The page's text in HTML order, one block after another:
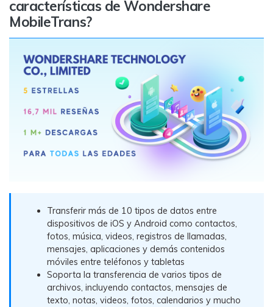
Transfiere datos de WhatsApp y
MobileTrans App
Transfiere datos del teléfono, de
WhatsApp y archivos entre dispositivos
iOS y Android.
Welastseen
características de Wondershare
MobileTrans?
Transferir más de 10 tipos de datos entre
dispositivos de iOS y Android como contactos,
fotos, música, videos, registros de llamadas,
mensajes, aplicaciones y demás contenidos
móviles entre teléfonos y tabletas
Soporta la transferencia de varios tipos de
archivos, incluyendo contactos, mensajes de
texto, notas, videos, fotos, calendarios y mucho